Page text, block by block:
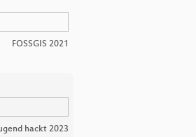
FOSSGIS 2021
hackt 2023